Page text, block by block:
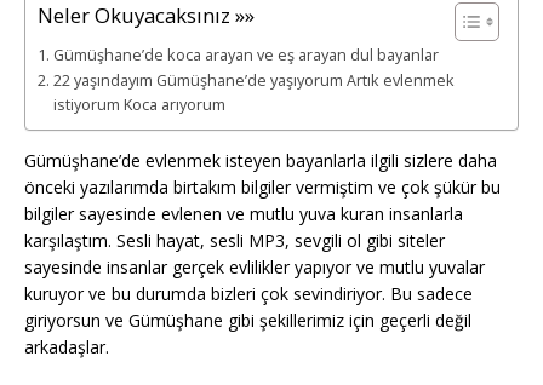
Neler Okuyacaksınız »»
Gümüşhane’de koca arayan ve eş arayan dul bayanlar
22 yaşındayım Gümüşhane’de yaşıyorum Artık evlenmek
istiyorum Koca arıyorum
Gümüşhane’de evlenmek isteyen bayanlarla ilgili sizlere daha
önceki yazılarımda birtakım bilgiler vermiştim ve çok şükür bu
bilgiler sayesinde evlenen ve mutlu yuva kuran insanlarla
karşılaştım. Sesli hayat, sesli MP3, sevgili ol gibi siteler
sayesinde insanlar gerçek evlilikler yapıyor ve mutlu yuvalar
kuruyor ve bu durumda bizleri çok sevindiriyor. Bu sadece
giriyorsun ve Gümüşhane gibi şekillerimiz için geçerli değil
arkadaşlar.